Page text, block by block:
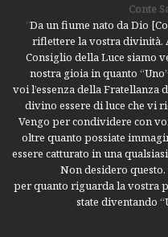
Conte
"Da un fiume nato da Dio
riflettere la vostra divinità.
Consiglio della Luce siamo
nostra gioia in quanto
voi l’essenza della Fratellanza
divino essere di luce che vi
Vengo per condividere con
oltre quanto possiate
essere catturato in una
Non desidero
per quanto riguarda la vostra
state diventando